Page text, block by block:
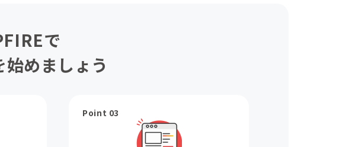
で
めましょう
Point 03